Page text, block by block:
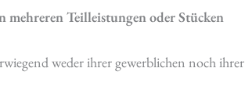
Teilleistungen oder Stücken
weder ihrer gewerblichen noch ihrer